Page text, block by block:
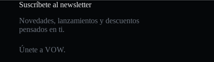
Suscríbete al newsletter
Novedades, lanzamientos y descuentos
pensados en ti.
Únete a VOW.